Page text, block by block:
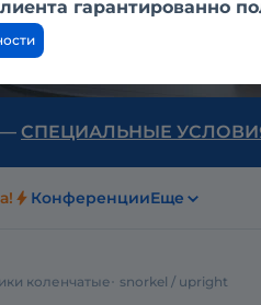
— СПЕЦИАЛЬНЫЕ
КонференцииЕще
коленчатые snorkel / upright
гарантированно